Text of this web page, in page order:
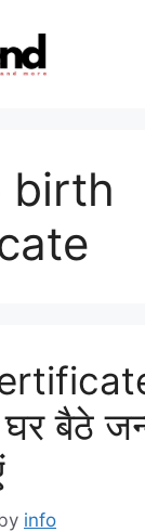
birth
बैठे
info